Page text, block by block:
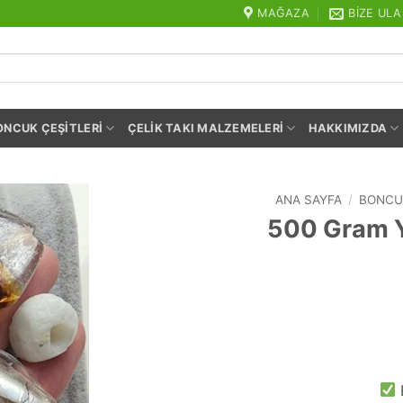
MAĞAZA BIZE
ÇEŞITLERI ÇELIK TAKI MALZEMELERI HAKKIMIZDA
ANA SAYFA /
500 Gram